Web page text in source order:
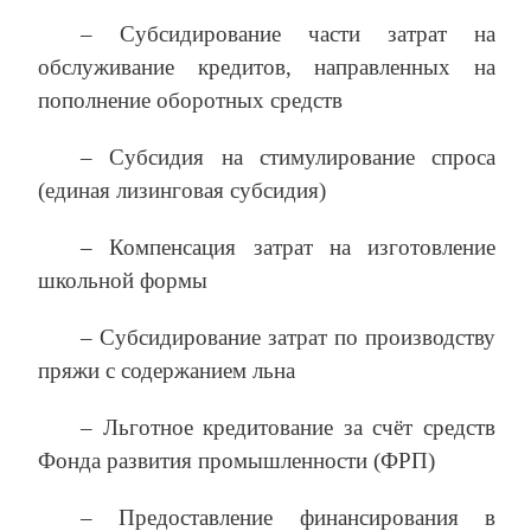
– Субсидирование части затрат на
обслуживание кредитов, направленных на
пополнение оборотных средств
– Субсидия на стимулирование спроса
(единая лизинговая субсидия)
– Компенсация затрат на изготовление
школьной формы
– Субсидирование затрат по производству
пряжи с содержанием льна
– Льготное кредитование за счёт средств
Фонда развития промышленности (ФРП)
– Предоставление финансирования в